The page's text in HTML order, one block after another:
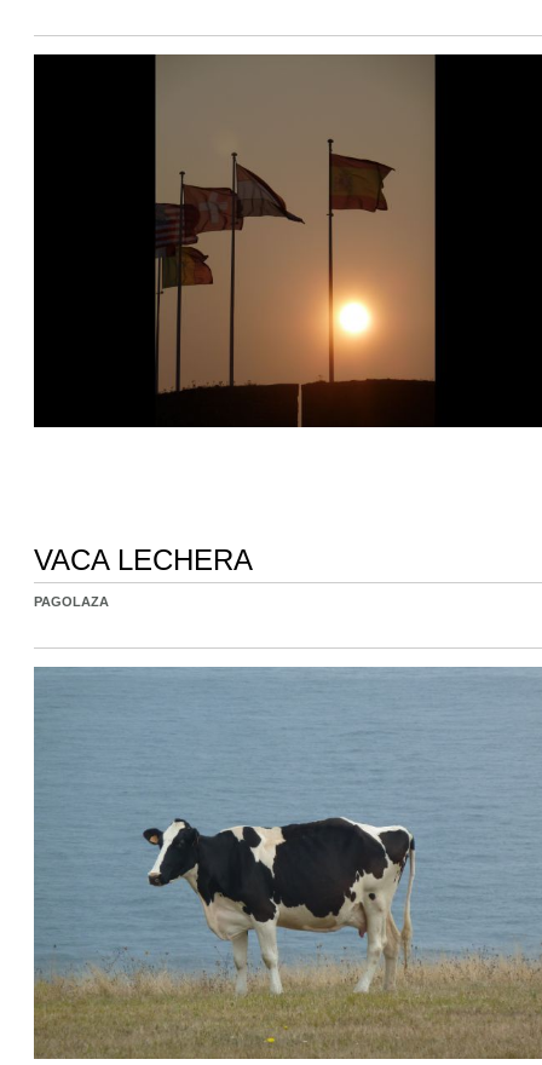
VACA LECHERA
PAGOLAZA